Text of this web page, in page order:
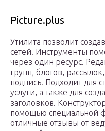
Picture.plus
Утилита позволит
сетей. Инструменты
через один ресурс.
групп, блогов,
подпись. Подходит для
услуги, а также для
заголовков.
помощью специальной
отличные отзывы от